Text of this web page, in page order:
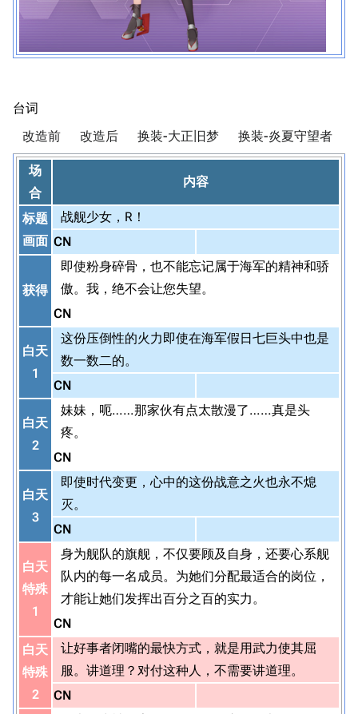
台词
改造前 改造后 换装-大正旧梦 换装-炎夏守望者
场
合
内容
标题
画面
战舰少女，R！
CN
获得
即使粉身碎骨，也不能忘记属于海军的精神和骄
傲。我，绝不会让您失望。
CN
白天
1
这份压倒性的火力即使在海军假日七巨头中也是
数一数二的。
CN
白天
2
妹妹，呃……那家伙有点太散漫了……真是头
疼。
CN
白天
3
即使时代变更，心中的这份战意之火也永不熄
灭。
CN
白天
特殊
1
身为舰队的旗舰，不仅要顾及自身，还要心系舰
队内的每一名成员。为她们分配最适合的岗位，
才能让她们发挥出百分之百的实力。
CN
白天
特殊
2
让好事者闭嘴的最快方式，就是用武力使其屈
服。讲道理？对付这种人，不需要讲道理。
CN